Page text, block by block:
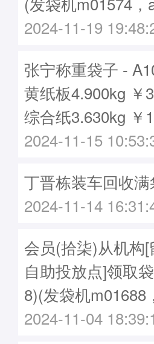
2024-11-19
张宁称重袋子 -
黄纸板4.900kg ￥
综合纸3.630kg ￥
2024-11-15
丁晋栋装车回收
2024-11-14
会员(拾柒)从机构
自助投放点]领取
8)(发袋机m01688
2024-11-04